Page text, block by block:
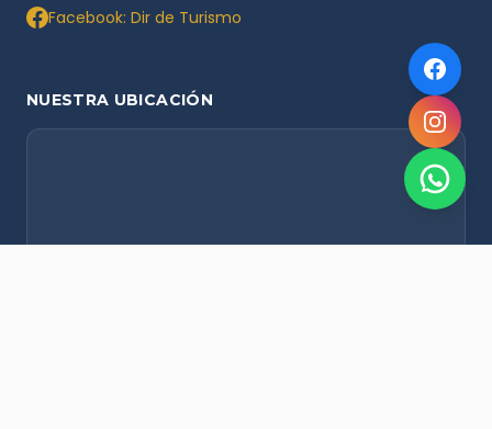
Facebook: Dir de Turismo
NUESTRA UBICACIÓN